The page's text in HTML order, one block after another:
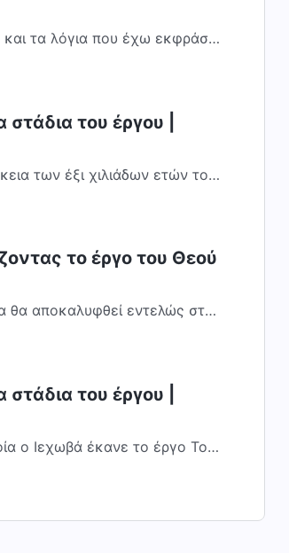
τα λόγια που έχω εκφράσει
του έργου |
των έξι χιλιάδων ετών του
το έργο του Θεού
θα αποκαλυφθεί εντελώς στον
του έργου |
ο Ιεχωβά έκανε το έργο Του,